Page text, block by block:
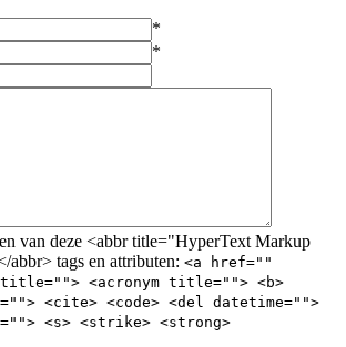
*
*
van deze <abbr title="HyperText Markup
tags en attributen: <a href=""
<acronym title=""> <b>
<cite> <code> <del datetime="">
<s> <strike> <strong>